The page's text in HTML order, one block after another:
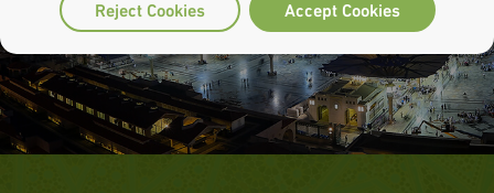
Accept Cookies
Reject Cookies